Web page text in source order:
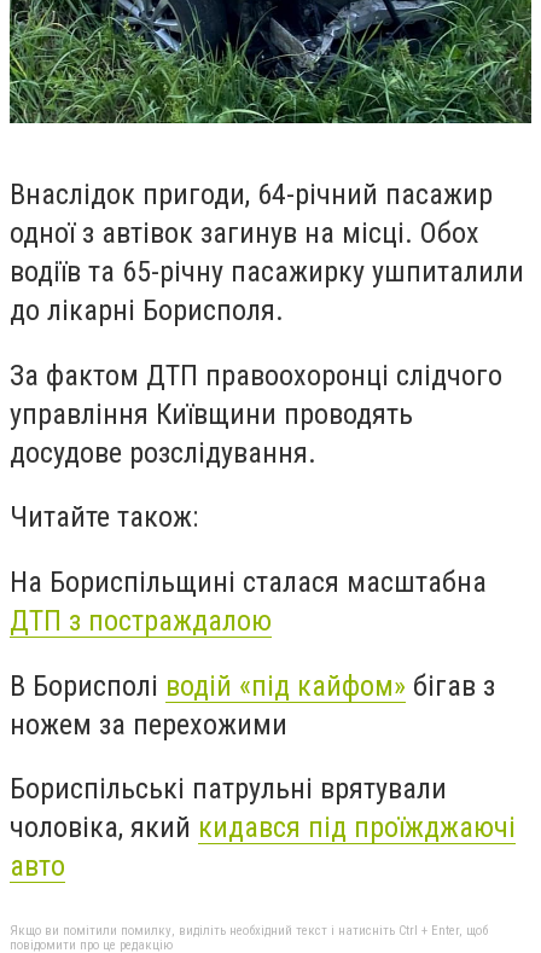
Внаслідок пригоди, 64-річний пасажир
одної з автівок загинув на місці. Обох
водіїв та 65-річну пасажирку ушпиталили
до лікарні Борисполя.
За фактом ДТП правоохоронці слідчого
управління Київщини проводять
досудове розслідування.
Читайте також:
На Бориспільщині сталася масштабна
ДТП з постраждалою
В Борисполі водій «під кайфом» бігав з
ножем за перехожими
Бориспільські патрульні врятували
чоловіка, який кидався під проїжджаючі
авто
Якщо ви помітили помилку, виділіть необхідний текст і натисніть Ctrl + Enter, щоб
повідомити про це редакцію